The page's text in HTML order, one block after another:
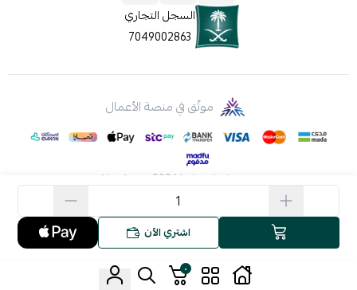
٠
اشتري الآن
السجل التجاري
7049002863
موثّق في منصة الأعمال
صنع بإتقان على | 2026 منصة سلة